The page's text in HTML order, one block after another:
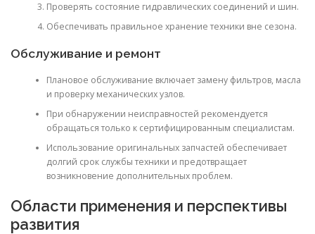
Проверять состояние гидравлических соединений и шин.
Обеспечивать правильное хранение техники вне сезона.
Обслуживание и ремонт
Плановое обслуживание включает замену фильтров, масла
и проверку механических узлов.
При обнаружении неисправностей рекомендуется
обращаться только к сертифицированным специалистам.
Использование оригинальных запчастей обеспечивает
долгий срок службы техники и предотвращает
возникновение дополнительных проблем.
Области применения и перспективы
развития